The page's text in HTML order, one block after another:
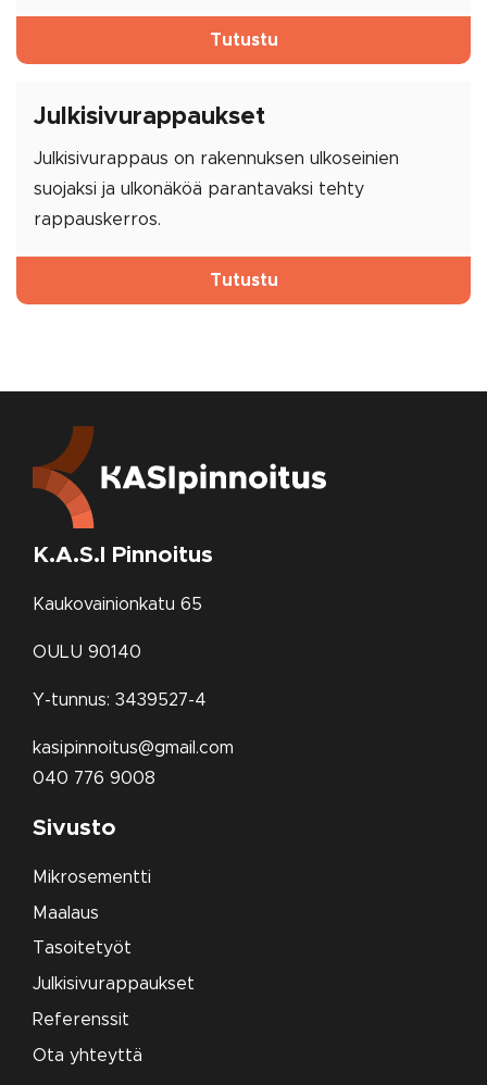
Tutustu
Jul­ki­si­vu­rap­pauk­set
Julkisivurappaus on rakennuksen ulkoseinien
suojaksi ja ulkonäköä parantavaksi tehty
rappauskerros.
Tutustu
K.A.S.I Pinnoitus
Kaukovainionkatu 65
OULU 90140
Y-tunnus: 3439527-4
kasipinnoitus@gmail.com
040 776 9008
Sivusto
Mikrosementti
Maalaus
Tasoitetyöt
Julkisivurappaukset
Referenssit
Ota yhteyttä